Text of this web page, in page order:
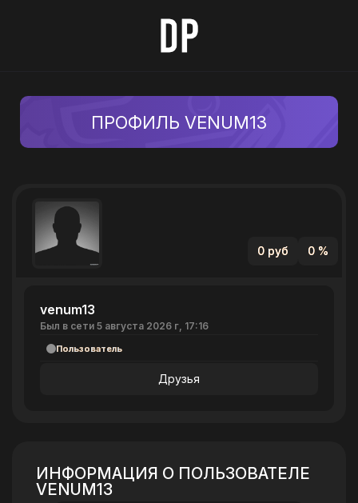
ПРОФИЛЬ VENUM13
0 руб 0 %
venum13
Был в сети 5 августа 2026 г, 17:16
Пользователь
Друзья
ИНФОРМАЦИЯ О ПОЛЬЗОВАТЕЛЕ
VENUM13